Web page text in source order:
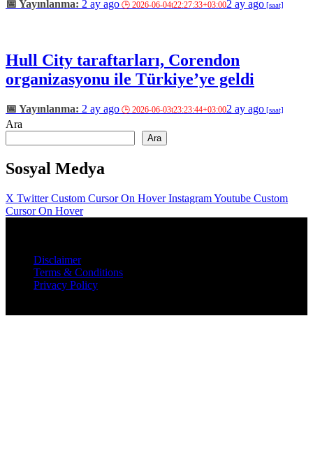
2 ay ago 2 ay ago
Hull City taraftarları, Corendon
organizasyonu ile Türkiye’ye geldi
2 ay ago
2 ay ago
Ara
Ara
Sosyal Medya
X Twitter Custom Cursor On Hover InstagramYoutube Custom
Cursor On Hover
Disclaimer
Terms & Conditions
Privacy Policy